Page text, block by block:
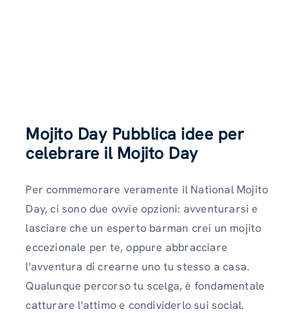
Mojito Day Pubblica idee per
celebrare il Mojito Day
Per commemorare veramente il National Mojito
Day, ci sono due ovvie opzioni: avventurarsi e
lasciare che un esperto barman crei un mojito
eccezionale per te, oppure abbracciare
l'avventura di crearne uno tu stesso a casa.
Qualunque percorso tu scelga, è fondamentale
catturare l'attimo e condividerlo sui social.